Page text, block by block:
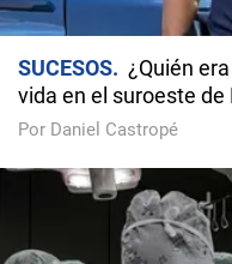
SUCESOS
¿Quién
vida en el suroeste de
Por Daniel Castropé